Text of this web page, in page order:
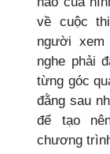
về cuộc
người
nghe phải
từng góc
đằng sau
để tạo
chương